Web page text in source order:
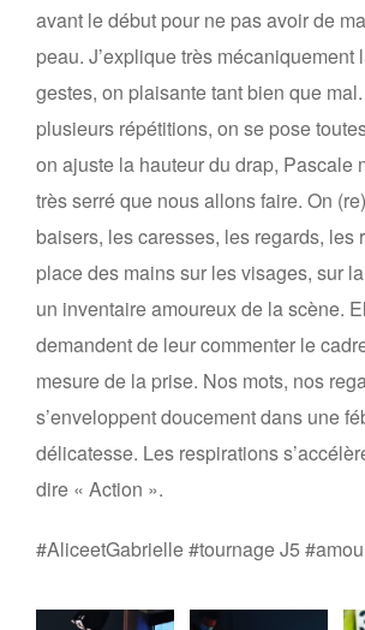
avant le début pour ne pas avoir de
peau. J’explique très mécaniquement
gestes, on plaisante tant bien que
plusieurs répétitions, on se pose
on ajuste la hauteur du drap, Pascale
très serré que nous allons faire. On
baisers, les caresses, les regards, les
place des mains sur les visages, sur
un inventaire amoureux de la scène.
demandent de leur commenter le
mesure de la prise. Nos mots, nos
s’enveloppent doucement dans une
délicatesse. Les respirations
dire « Action ».
#AliceetGabrielle #tournage J5